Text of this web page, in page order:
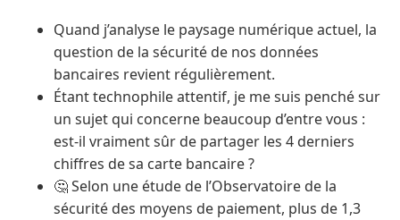
Quand j’analyse le paysage numérique actuel, la
question de la sécurité de nos données
bancaires revient régulièrement.
Étant technophile attentif, je me suis penché sur
un sujet qui concerne beaucoup d’entre vous :
est-il vraiment sûr de partager les 4 derniers
chiffres de sa carte bancaire ?
🤔 Selon une étude de l’Observatoire de la
sécurité des moyens de paiement, plus de 1,3